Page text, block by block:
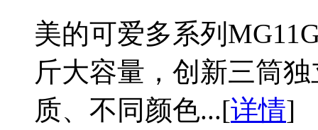
美的可爱多系列
斤大容量，创新三筒
质、不同颜色...[详情]